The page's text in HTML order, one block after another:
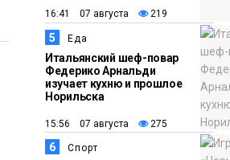
16:41 07 августа 219
5 Еда
Итальянский шеф-повар
Федерико Арнальди
изучает кухню и прошлое
Норильска
15:56 07 августа 275
6 Спорт